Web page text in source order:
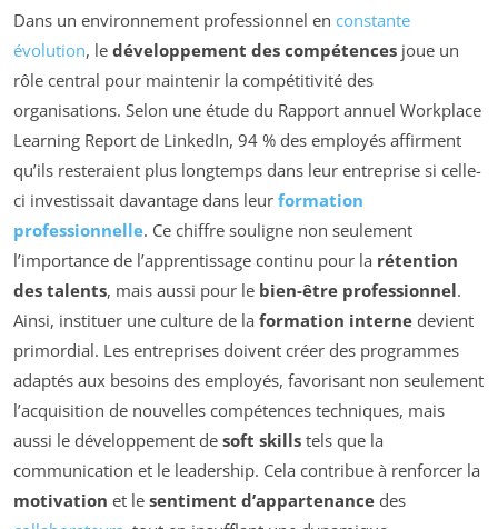
Dans un environnement professionnel en constante
évolution, le développement des compétences joue un
rôle central pour maintenir la compétitivité des
organisations. Selon une étude du Rapport annuel Workplace
Learning Report de LinkedIn, 94 % des employés affirment
qu’ils resteraient plus longtemps dans leur entreprise si celle-
ci investissait davantage dans leur formation
professionnelle. Ce chiffre souligne non seulement
l’importance de l’apprentissage continu pour la rétention
des talents, mais aussi pour le bien-être professionnel.
Ainsi, instituer une culture de la formation interne devient
primordial. Les entreprises doivent créer des programmes
adaptés aux besoins des employés, favorisant non seulement
l’acquisition de nouvelles compétences techniques, mais
aussi le développement de soft skills tels que la
communication et le leadership. Cela contribue à renforcer la
motivation et le sentiment d’appartenance des